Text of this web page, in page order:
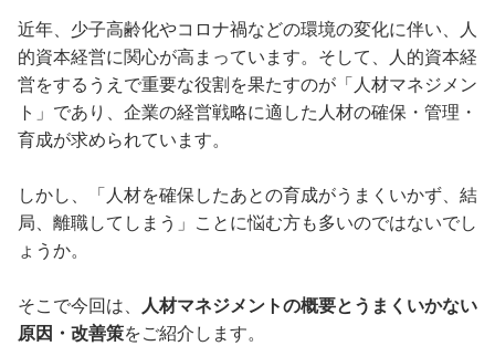
近年、少子高齢化やコロナ禍などの環境の変化に伴い、人
的資本経営に関心が高まっています。そして、人的資本経
営をするうえで重要な役割を果たすのが「人材マネジメン
ト」であり、企業の経営戦略に適した人材の確保・管理・
育成が求められています。
しかし、「人材を確保したあとの育成がうまくいかず、結
局、離職してしまう」ことに悩む方も多いのではないでし
ょうか。
そこで今回は、
人材マネジメントの概要とうまくいかない
原因・改善策をご紹介します。